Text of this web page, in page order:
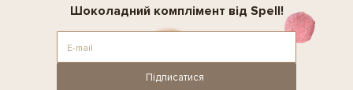
Шоколадний комплімент від Spell!
Підписатися